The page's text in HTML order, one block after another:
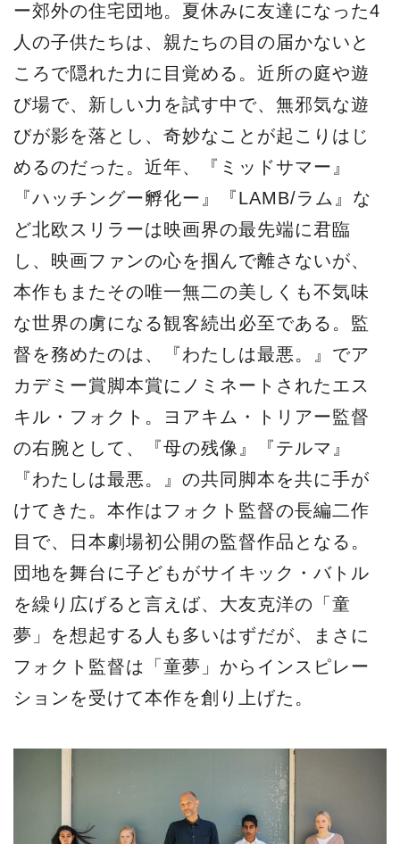
ー郊外の住宅団地。夏休みに友達になった4
人の子供たちは、親たちの目の届かないと
ころで隠れた力に目覚める。近所の庭や遊
び場で、新しい力を試す中で、無邪気な遊
びが影を落とし、奇妙なことが起こりはじ
めるのだった。近年、『ミッドサマー』
『ハッチングー孵化ー』『LAMB/ラム』な
ど北欧スリラーは映画界の最先端に君臨
し、映画ファンの心を掴んで離さないが、
本作もまたその唯一無二の美しくも不気味
な世界の虜になる観客続出必至である。監
督を務めたのは、『わたしは最悪。』でア
カデミー賞脚本賞にノミネートされたエス
キル・フォクト。ヨアキム・トリアー監督
の右腕として、『母の残像』『テルマ』
『わたしは最悪。』の共同脚本を共に手が
けてきた。本作はフォクト監督の長編二作
目で、日本劇場初公開の監督作品となる。
団地を舞台に子どもがサイキック・バトル
を繰り広げると言えば、大友克洋の「童
夢」を想起する人も多いはずだが、まさに
フォクト監督は「童夢」からインスピレー
ションを受けて本作を創り上げた。